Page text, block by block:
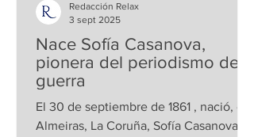
Nace Sofía Casanova,
pionera del periodismo de
guerra
El 30 de septiembre de 1861 , nació, en
Almeiras, La Coruña, Sofía Casanova,
Redacción Relax
3 sept 2025